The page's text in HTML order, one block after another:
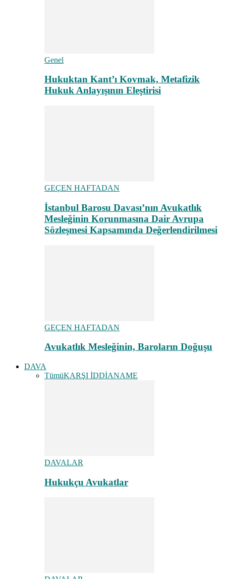
Genel
Hukuktan Kant’ı Kovmak, Metafizik
Hukuk Anlayışının Eleştirisi
GEÇEN HAFTADAN
İstanbul Barosu Davası’nın Avukatlık
Mesleğinin Korunmasına Dair Avrupa
Sözleşmesi Kapsamında Değerlendirilmesi
GEÇEN HAFTADAN
Avukatlık Mesleğinin, Baroların Doğuşu
DAVA
TümüKARŞI İDDİANAME
DAVALAR
Hukukçu Avukatlar